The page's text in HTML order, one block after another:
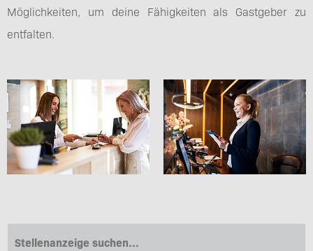
Möglichkeiten, um deine Fähigkeiten als Gastgeber zu
entfalten.